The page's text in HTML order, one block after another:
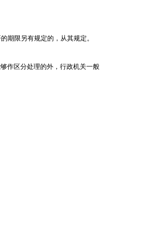
期限另有规定的，从其规定。
作区分处理的外，行政机关一般